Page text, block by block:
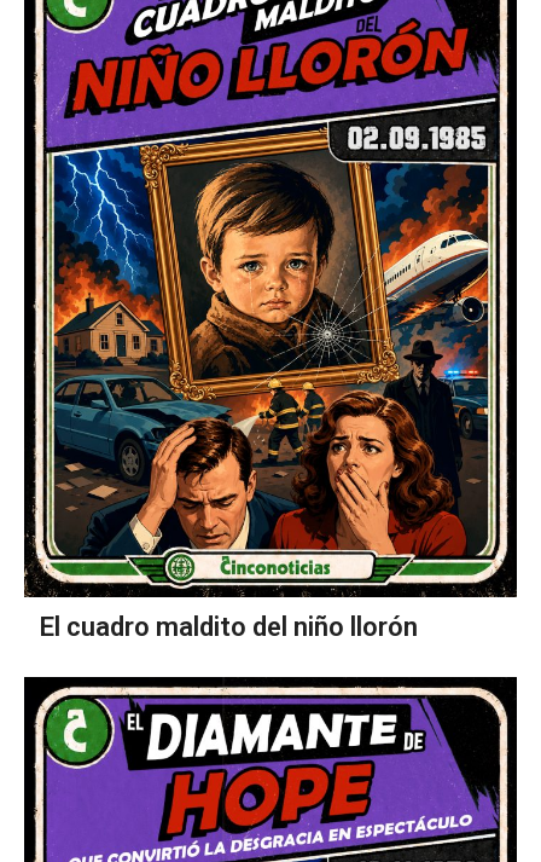
El cuadro maldito del niño llorón